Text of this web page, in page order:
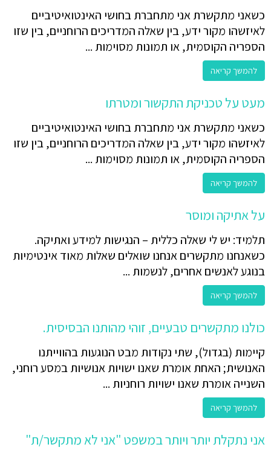
כשאני מתקשרת אני מתחברת בחושי האינטואיטיביים
לאיזשהו מקור ידע, בין שאלה המדריכים הרוחניים, בין שזו
הספריה הקוסמית, או תמונות מסוימות ...
להמשך קריאה
מעט על טכניקת התקשור ומטרתו
כשאני מתקשרת אני מתחברת בחושי האינטואיטיביים
לאיזשהו מקור ידע, בין שאלה המדריכים הרוחניים, בין שזו
הספריה הקוסמית, או תמונות מסוימות ...
להמשך קריאה
על אתיקה ומוסר
תלמיד: יש לי שאלה כללית – הנגישות למידע ואתיקה.
כשאנחנו מתקשרים אנחנו שואלים שאלות מאוד אינטימיות
בנוגע לאנשים אחרים, לנשמות ...
להמשך קריאה
כולנו מתקשרים טבעיים, זוהי מהותנו הבסיסית.
קיימות (בגדול), שתי נקודות מבט הנוגעות בהווייתנו
האנושית; האחת אומרת שאנו ישויות אנושיות במסע רוחני,
השנייה אומרת שאנו ישויות רוחניות ...
להמשך קריאה
אני נתקלת יותר ויותר במשפט "אני לא מתקשר/ת"